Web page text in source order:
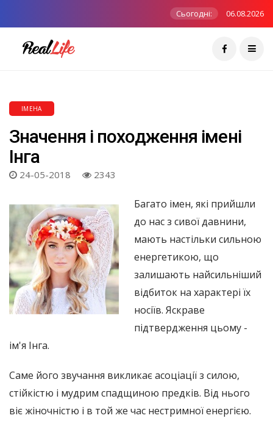
Сьогодні: 06.08.2026
ІМЕНА
Значення і походження імені
Інга
24-05-2018 2343
Багато імен, які прийшли
до нас з сивої давнини,
мають настільки сильною
енергетикою, що
залишають найсильніший
відбиток на характері їх
носіїв. Яскраве
підтвердження цьому -
ім'я Інга.
Саме його звучання викликає асоціації з силою,
стійкістю і мудрим спадщиною предків. Від нього
віє жіночністю і в той же час нестримної енергією.